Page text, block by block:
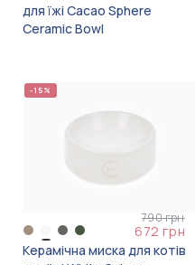
для їжі Cacao Sphere
Ceramic Bowl
-15%
790 грн
672 грн
Керамічна миска для котів